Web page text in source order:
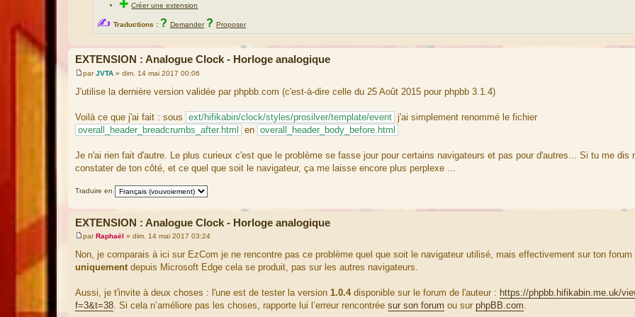
✚Créer une extension
✍ Traductions : ? Demander ? Proposer
EXTENSION : Analogue Clock - Horloge analogique
M
s
a
g
e
parJVTA » dim. 14 mai 2017 00:06
J'utilise la dernière version validée par phpbb.com (c'est-à-dire celle du 25 Août 2015 pour phpbb 3.1.4)
Voilà ce que j'ai fait : sous ext/hifikabin/clock/styles/prosilver/template/event j'ai simplement renommé le fichier
overall_header_breadcrumbs_after.html
en overall_header_body_before.html
Je n'ai rien fait d'autre. Le plus curieux c'est que le problème se fasse jour pour certains navigateurs et pas pour d'autres... Si tu me dis
constater de ton côté, et ce quel que soit le navigateur, ça me laisse encore plus perplexe ...
Traduire en
EXTENSION : Analogue Clock - Horloge analogique
M
e
s
s
e
parRaphaël » dim. 14 mai 2017 03:24
Non, je comparais à ici sur EzCom je ne rencontre pas ce problème quel que soit le navigateur utilisé, mais effectivement sur ton forum
uniquementdepuis Microsoft Edge cela se produit, pas sur les autres navigateurs.
Aussi, je t'invite à deux choses : l'une est de tester la version 1.0.4disponible sur le forum de l'auteur : https://phpbb.hifikabin.me.uk/
f=3&t=38. Si cela n’améliore pas les choses, rapporte lui l’erreur rencontrée sur son forum ou sur phpBB.com.